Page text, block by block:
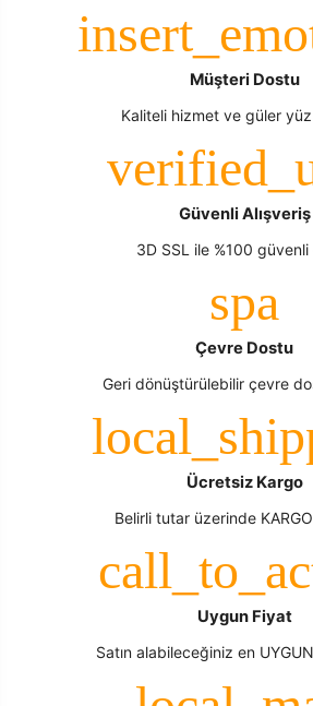
Müşteri Dostu
Kaliteli hizmet ve güler yüz
Güvenli Alışveriş
3D SSL ile %100
Çevre Dostu
Geri dönüştürülebilir çevre
Ücretsiz Kargo
Belirli tutar üzerinde KARGO
Uygun Fiyat
Satın alabileceğiniz en